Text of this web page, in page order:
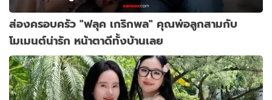
ส่องครอบครัว "ฟลุค เกริกพล" คุณพ่อลูกสามกับ
โมเมนต์น่ารัก หน้าตาดีทั้งบ้านเลย